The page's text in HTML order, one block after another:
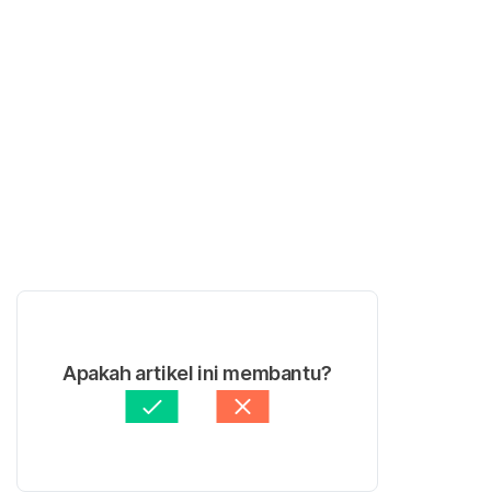
Apakah artikel ini membantu?